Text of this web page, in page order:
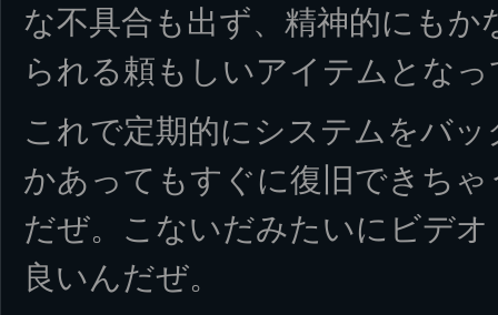
な不具合も出ず、精神的にもか
られる頼もしいアイテムとな
これで定期的にシステムをバ
かあってもすぐに復旧できち
だぜ。こないだみたいにビデ
良いんだぜ。